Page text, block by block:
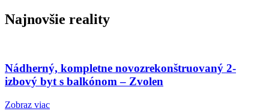
Najnovšie reality
Nádherný, kompletne novozrekonštruovaný 2-
izbový byt s balkónom – Zvolen
Zobraz viac